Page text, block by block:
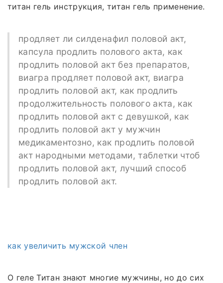
титан гель инструкция, титан гель применение.
продляет ли силденафил половой акт,
капсула продлить полового акта, как
продлить половой акт без препаратов,
виагра продляет половой акт, виагра
продлить половой акт, как продлить
продолжительность полового акта, как
продлить половой акт с девушкой, как
продлить половой акт у мужчин
медикаментозно, как продлить половой
акт народными методами, таблетки чтоб
продлить половой акт, лучший способ
продлить половой акт.
как увеличить мужской член
О геле Титан знают многие мужчины, но до сих